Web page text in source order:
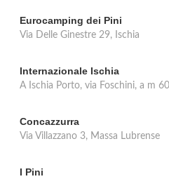
Eurocamping dei Pini
Via Delle Ginestre 29, Ischia
Internazionale Ischia
A Ischia Porto, via Foschini, a m
Concazzurra
Via Villazzano 3, Massa Lubrense
I Pini